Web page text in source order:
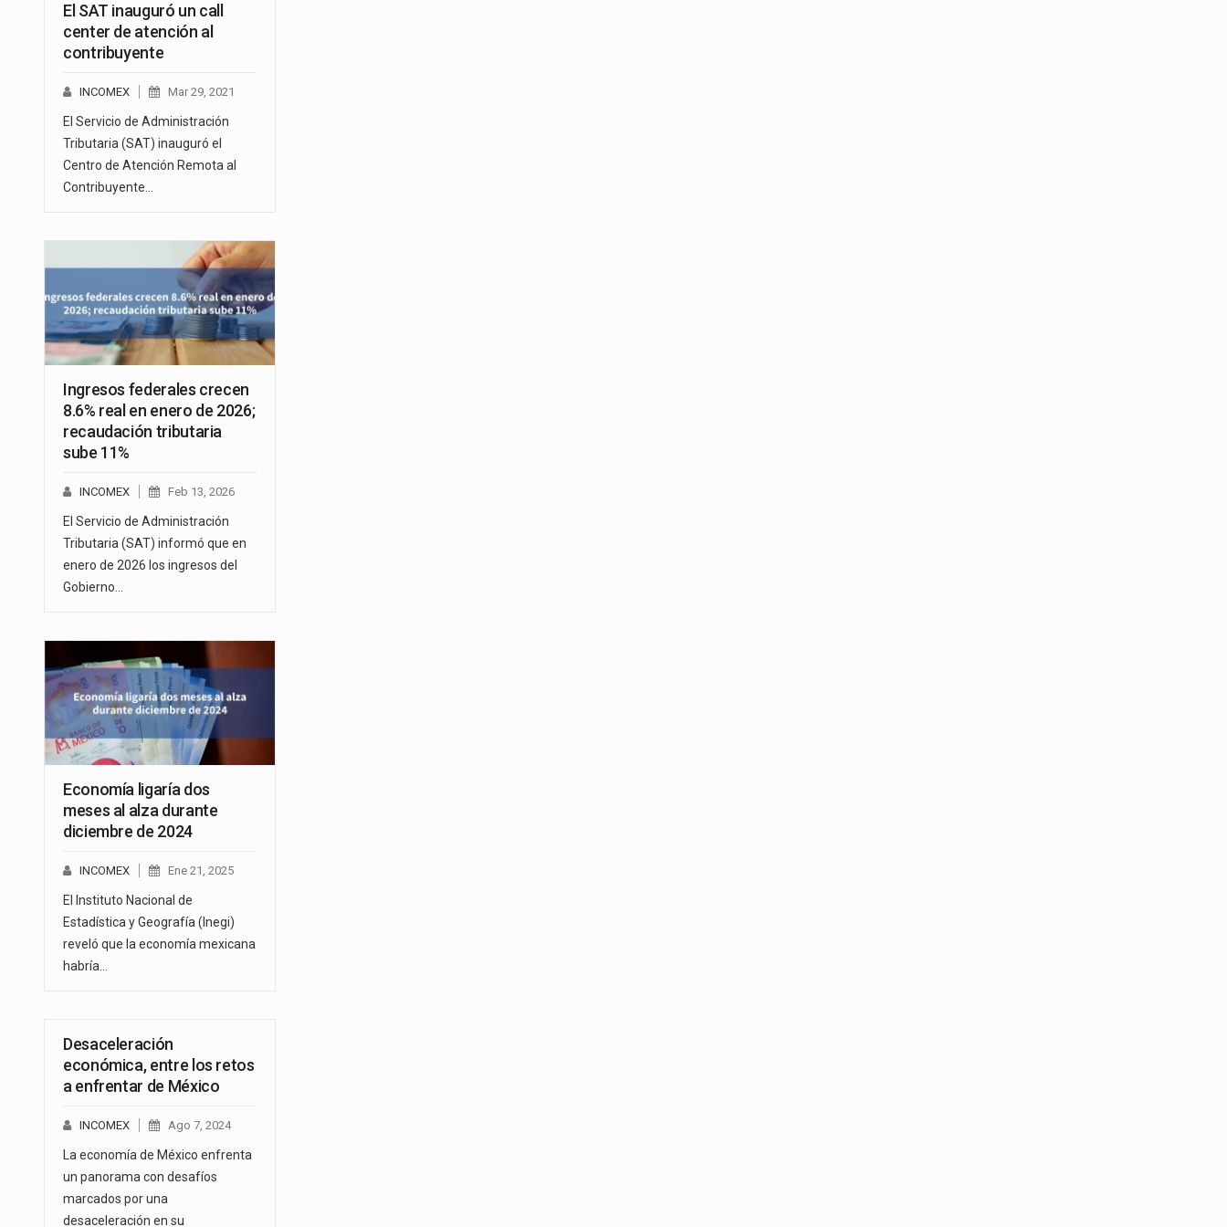
El SAT inauguró un call
center de atención al
contribuyente
INCOMEX Mar 29, 2021
El Servicio de Administración
Tributaria (SAT) inauguró el
Centro de Atención Remota al
Contribuyente…
Ingresos federales crecen
8.6% real en enero de 2026;
recaudación tributaria
sube 11%
INCOMEX Feb 13, 2026
El Servicio de Administración
Tributaria (SAT) informó que en
enero de 2026 los ingresos del
Gobierno…
Economía ligaría dos
meses al alza durante
diciembre de 2024
INCOMEX Ene 21, 2025
El Instituto Nacional de
Estadística y Geografía (Inegi)
reveló que la economía mexicana
habría…
Desaceleración
económica, entre los retos
a enfrentar de México
INCOMEX Ago 7, 2024
La economía de México enfrenta
un panorama con desafíos
marcados por una
desaceleración en su